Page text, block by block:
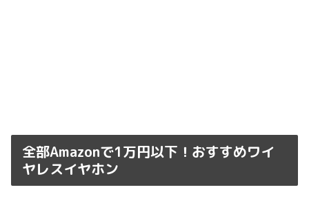
全部Amazonで1万円以下！おすすめワイ
ヤレスイヤホン